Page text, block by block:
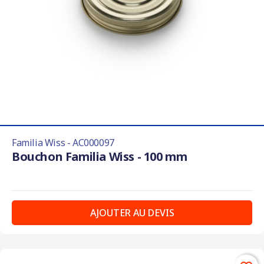
Familia Wiss - AC000097
Bouchon Familia Wiss - 100 mm
AJOUTER AU DEVIS